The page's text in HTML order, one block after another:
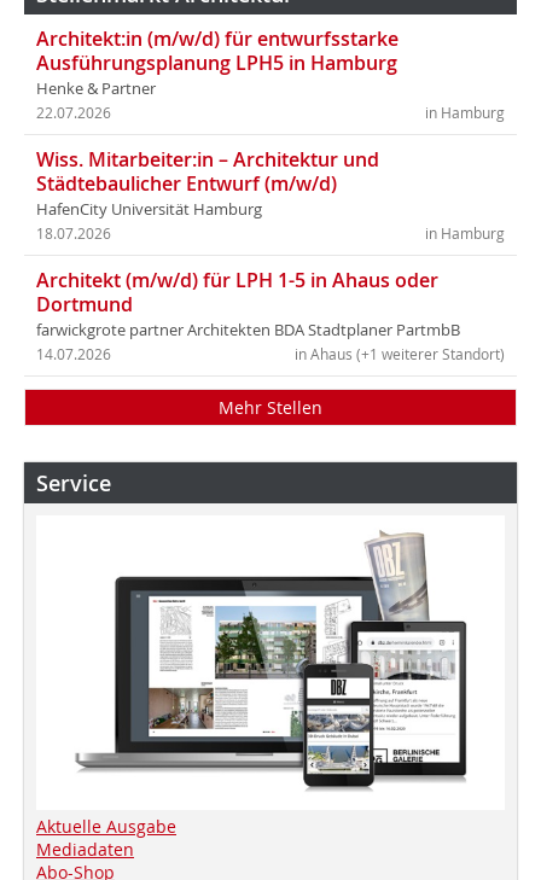
Architekt:in (m/w/d) für entwurfsstarke
Ausführungsplanung LPH5 in Hamburg
Henke & Partner
in Hamburg
22.07.2026
Wiss. Mitarbeiter:in – Architektur und
Städtebaulicher Entwurf (m/w/d)
HafenCity Universität Hamburg
in Hamburg
18.07.2026
Architekt (m/w/d) für LPH 1-5 in Ahaus oder
Dortmund
farwickgrote partner Architekten BDA Stadtplaner PartmbB
in Ahaus (+1 weiterer Standort)
14.07.2026
Mehr Stellen
Service
Aktuelle Ausgabe
Mediadaten
Abo-Shop